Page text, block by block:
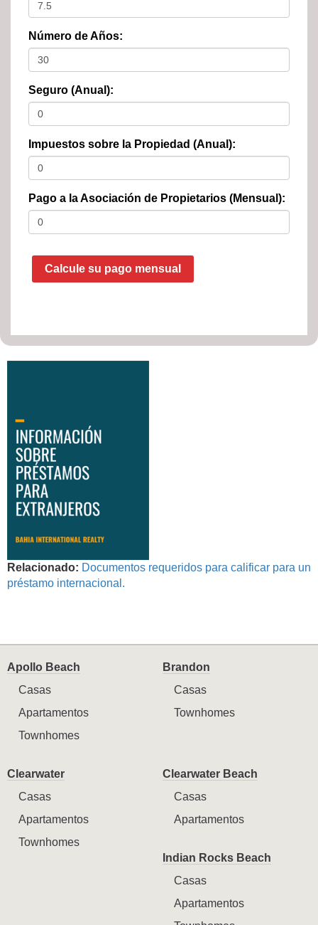
Número de Años:
Seguro (Anual):
Impuestos sobre la Propiedad (Anual):
Pago a la Asociación de Propietarios (Mensual):
Calcule su pago mensual
Relacionado: Documentos requeridos para calificar para un
préstamo internacional.
Apollo Beach
Casas
Apartamentos
Townhomes
Brandon
Casas
Townhomes
Clearwater
Casas
Apartamentos
Townhomes
Clearwater Beach
Casas
Apartamentos
Indian Rocks Beach
Casas
Apartamentos